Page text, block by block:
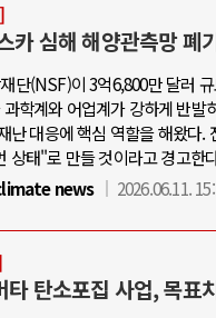
카 심해 해양관측망
단(NSF)이 3억6,800만 달러
학계와 어업계가 강하게 반
난 대응에 핵심 역할을 해왔다
상태"로 만들 것이라고 경고한
news 2026.06.11.
타 탄소포집 사업, 목표